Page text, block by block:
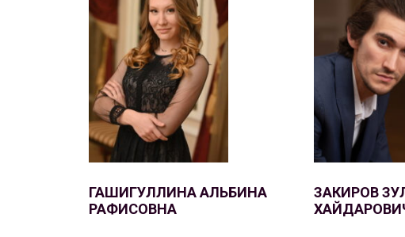
ГАШИГУЛЛИНА АЛЬБИНА
РАФИСОВНА
ЗАКИРОВ